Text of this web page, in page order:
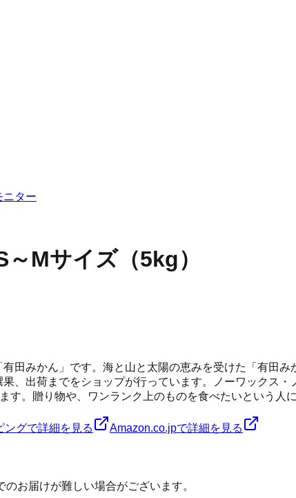
ニター
Mサイズ（5kg）
田みかん」です。海と山と太陽の恵みを受けた「有田
、出荷までをショップが行っています。ノーワックス
。贈り物や、ワンランク上のものを食べたいという人に
ングで詳細を見る Amazon.co.jpで詳細を見る
お届けが難しい場合がございます。